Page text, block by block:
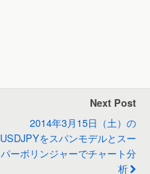
Next Post
2014年3月15日（土）の
USDJPYをスパンモデルとスー
パーボリンジャーでチャート分
析